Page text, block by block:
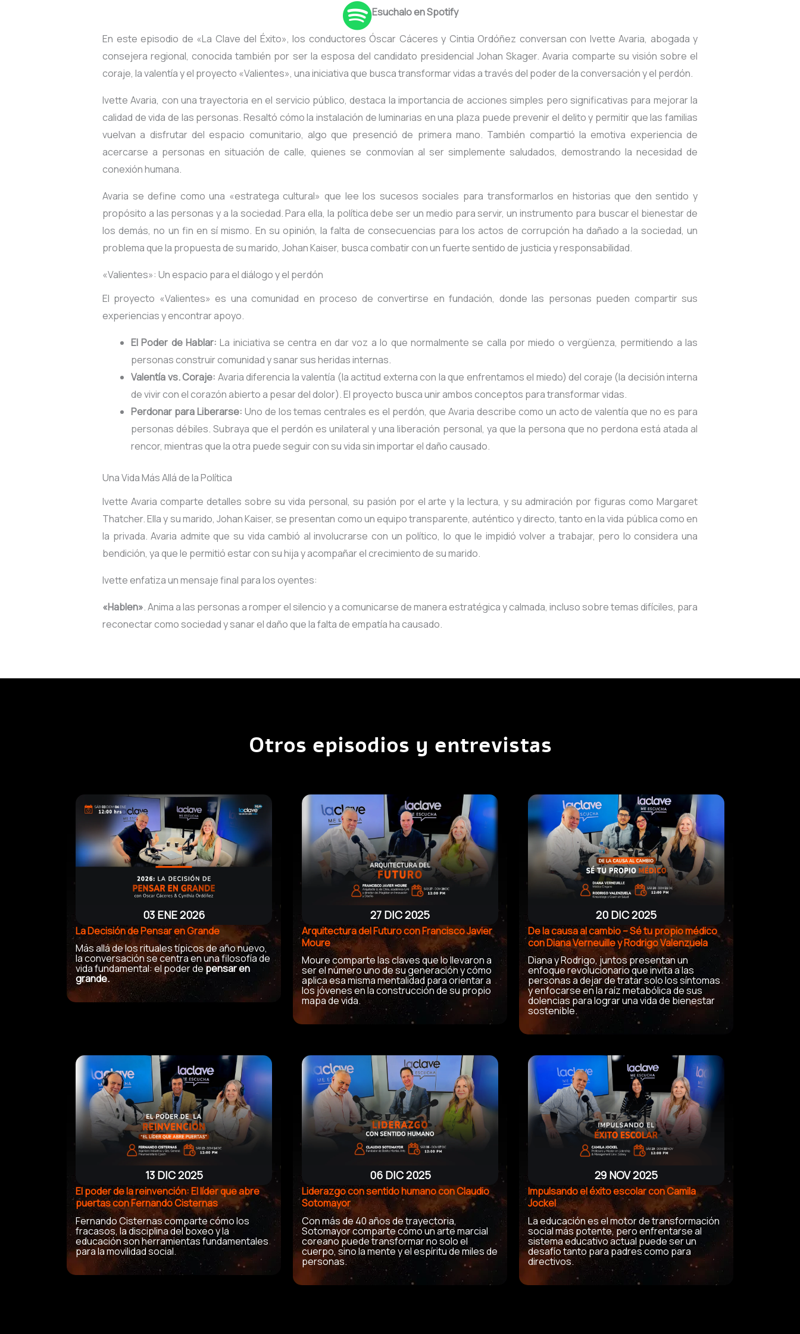
Esuchalo en Spotify
En este episodio de «La Clave del Éxito», los conductores Óscar Cáceres y Cintia Ordóñez conversan con Ivette Avaria, abogada y
consejera regional, conocida también por ser la esposa del candidato presidencial Johan Skager. Avaria comparte su visión sobre el
coraje, la valentía y el proyecto «Valientes», una iniciativa que busca transformar vidas a través del poder de la conversación y el perdón.
Ivette Avaria, con una trayectoria en el servicio público, destaca la importancia de acciones simples pero significativas para mejorar la
calidad de vida de las personas. Resaltó cómo la instalación de luminarias en una plaza puede prevenir el delito y permitir que las familias
vuelvan a disfrutar del espacio comunitario, algo que presenció de primera mano. También compartió la emotiva experiencia de
acercarse a personas en situación de calle, quienes se conmovían al ser simplemente saludados, demostrando la necesidad de
conexión humana.
Avaria se define como una «estratega cultural» que lee los sucesos sociales para transformarlos en historias que den sentido y
propósito a las personas y a la sociedad. Para ella, la política debe ser un medio para servir, un instrumento para buscar el bienestar de
los demás, no un fin en sí mismo. En su opinión, la falta de consecuencias para los actos de corrupción ha dañado a la sociedad, un
problema que la propuesta de su marido, Johan Kaiser, busca combatir con un fuerte sentido de justicia y responsabilidad.
«Valientes»: Un espacio para el diálogo y el perdón
El proyecto «Valientes» es una comunidad en proceso de convertirse en fundación, donde las personas pueden compartir sus
experiencias y encontrar apoyo.
El Poder de Hablar: La iniciativa se centra en dar voz a lo que normalmente se calla por miedo o vergüenza, permitiendo a las
personas construir comunidad y sanar sus heridas internas.
Valentía vs. Coraje: Avaria diferencia la valentía (la actitud externa con la que enfrentamos el miedo) del coraje (la decisión interna
de vivir con el corazón abierto a pesar del dolor). El proyecto busca unir ambos conceptos para transformar vidas.
Perdonar para Liberarse: Uno de los temas centrales es el perdón, que Avaria describe como un acto de valentía que no es para
personas débiles. Subraya que el perdón es unilateral y una liberación personal, ya que la persona que no perdona está atada al
rencor, mientras que la otra puede seguir con su vida sin importar el daño causado.
Una Vida Más Allá de la Política
Ivette Avaria comparte detalles sobre su vida personal, su pasión por el arte y la lectura, y su admiración por figuras como Margaret
Thatcher. Ella y su marido, Johan Kaiser, se presentan como un equipo transparente, auténtico y directo, tanto en la vida pública como en
la privada. Avaria admite que su vida cambió al involucrarse con un político, lo que le impidió volver a trabajar, pero lo considera una
bendición, ya que le permitió estar con su hija y acompañar el crecimiento de su marido.
Ivette enfatiza un mensaje final para los oyentes:
«Hablen». Anima a las personas a romper el silencio y a comunicarse de manera estratégica y calmada, incluso sobre temas difíciles, para
reconectar como sociedad y sanar el daño que la falta de empatía ha causado.
Otros episodios y entrevistas
03 ENE 2026
La Decisión de Pensar en Grande
Más allá de los rituales típicos de año nuevo,
la conversación se centra en una filosofía de
vida fundamental: el poder depensar en
grande.
27 DIC 2025
Arquitectura del Futuro con Francisco Javier
Moure
Moure comparte las claves que lo llevaron a
ser el número uno de su generación y cómo
aplica esa misma mentalidad para orientar a
los jóvenes en la construcción de su propio
mapa de vida.
20 DIC 2025
De la causa al cambio – Sé tu propio médico
con Diana Verneuille y Rodrigo Valenzuela
Diana y Rodrigo, juntos presentan un
enfoque revolucionario que invita a las
personas a dejar de tratar solo los síntomas
y enfocarse en la raíz metabólica de sus
dolencias para lograr una vida de bienestar
sostenible.
13 DIC 2025
El poder de la reinvención: El líder que abre
puertas con Fernando Cisternas
Fernando Cisternas comparte cómo los
fracasos, la disciplina del boxeo y la
educación son herramientas fundamentales
para la movilidad social.
06 DIC 2025
Liderazgo con sentido humano con Claudio
Sotomayor
Con más de 40 años de trayectoria,
Sotomayor comparte cómo un arte marcial
coreano puede transformar no solo el
cuerpo, sino la mente y el espíritu de miles de
personas.
29 NOV 2025
Impulsando el éxito escolar con Camila
Jockel
La educación es el motor de transformación
social más potente, pero enfrentarse al
sistema educativo actual puede ser un
desafío tanto para padres como para
directivos.